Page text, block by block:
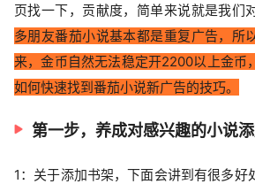
页找一下，贡献度，简单来说就是我们
多朋友番茄小说基本都是重复广告，所
来，金币自然无法稳定开2200以上金币
如何快速找到番茄小说新广告的技巧。
第一步，养成对感兴趣的小说
1：关于添加书架，下面会讲到有很多好